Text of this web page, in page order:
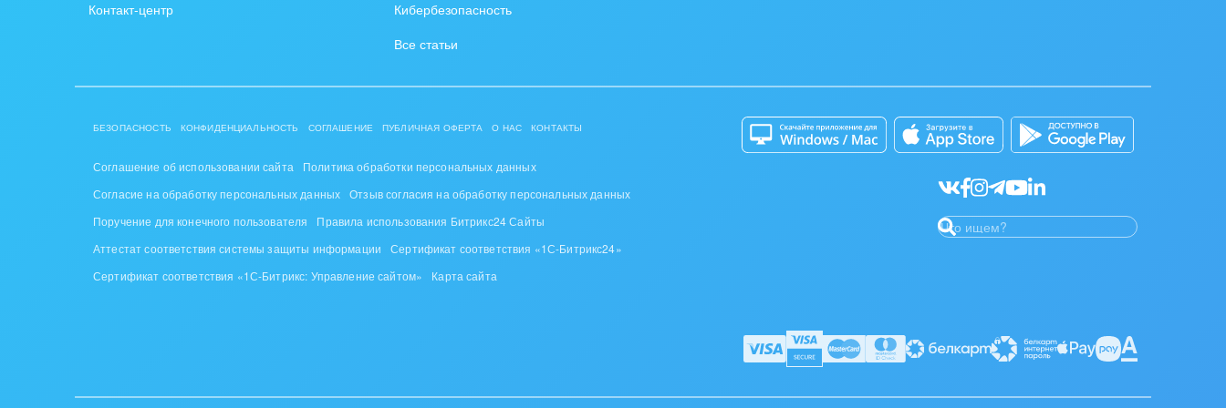
IT, Интернет
управленческие услуги
Культурные события, спорт,
Мебель, лес, деревообработка
Контакт-центр
Кибербезопасность
Все статьи
БЕЗОПАСНОСТЬ КОНФИДЕНЦИАЛЬНОСТЬ СОГЛАШЕНИЕ ПУБЛИЧНАЯ ОФЕРТА О НАС КОНТАКТЫ
Соглашение об использовании сайта
Политика обработки персональных данных
Согласие на обработку персональных данных Отзыв согласия на обработку персональных данных
Поручение для конечного пользователя
Правила использования Битрикс24 Сайты
Аттестат соответствия системы защиты информации
Сертификат соответствия «1С-Битрикс24»
Сертификат соответствия «1С-Битрикс: Управление сайтом»
Карта сайта